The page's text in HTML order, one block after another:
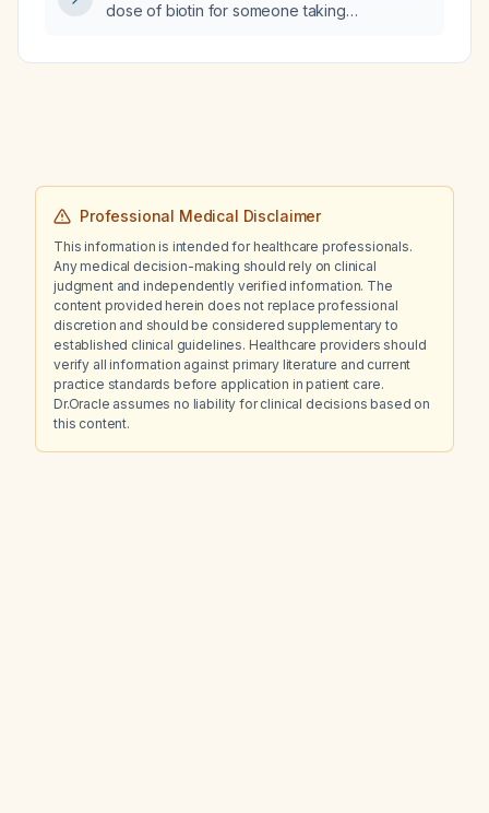
dose of biotin for someone taking
Professional Medical Disclaimer
This information is intended for healthcare professionals.
Any medical decision-making should rely on clinical
judgment and independently verified information. The
content provided herein does not replace professional
discretion and should be considered supplementary to
established clinical guidelines. Healthcare providers should
verify all information against primary literature and current
practice standards before application in patient care.
Dr.Oracle assumes no liability for clinical decisions based on
this content.